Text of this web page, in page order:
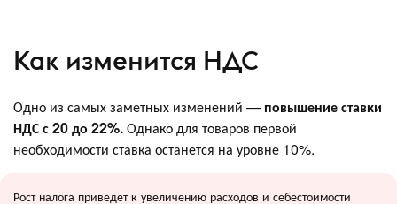
Как изменится НДС
Одно из самых заметных изменений — повышение ставки
НДС с 20 до 22%.Однако для товаров первой
необходимости ставка останется на уровне 10%.
Рост налога приведет к увеличению расходов и себестоимости